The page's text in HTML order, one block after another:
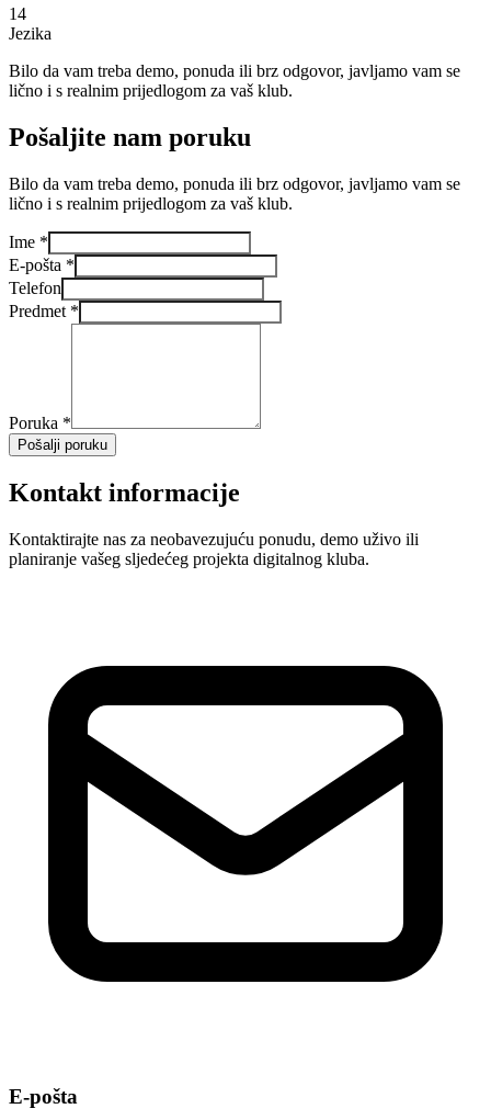
14
Jezika
Bilo da vam treba demo, ponuda ili brz odgovor, javljamo vam se
lično i s realnim prijedlogom za vaš klub.
Pošaljite nam poruku
Bilo da vam treba demo, ponuda ili brz odgovor, javljamo vam se
lično i s realnim prijedlogom za vaš klub.
Ime *
E-pošta *
Telefon
Predmet *
Poruka *
Pošalji poruku
Kontakt informacije
Kontaktirajte nas za neobavezujuću ponudu, demo uživo ili
planiranje vašeg sljedećeg projekta digitalnog kluba.
E-pošta